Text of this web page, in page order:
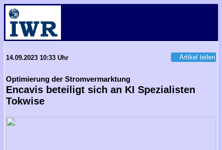
14.09.2023 10:33 Uhr Artikel teilen
Optimierung der Stromvermarktung
Encavis beteiligt sich an KI Spezialisten
Tokwise